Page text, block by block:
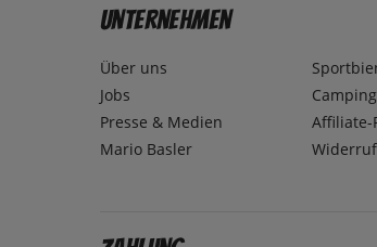
Unternehmen
Über uns
Jobs
Presse & Medien
Mario Basler
Affiliate-